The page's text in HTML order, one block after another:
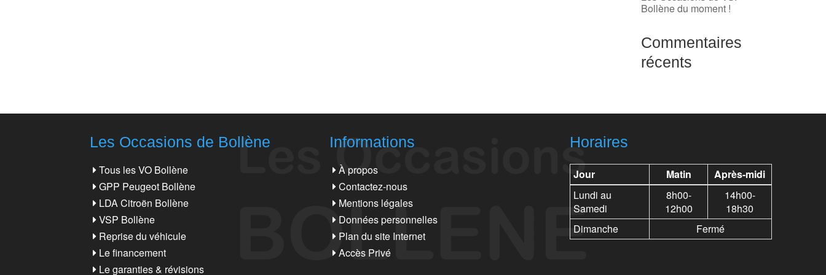
Bollène du moment !
Commentaires
récents
Les Occasions de Bollène
Tous les VO Bollène
GPP Peugeot Bollène
LDA Citroën Bollène
VSP Bollène
Reprise du véhicule
Le financement
Le garanties & révisions
Informations
À propos
Contactez-nous
Mentions légales
Données personnelles
Plan du site Internet
Accès Privé
Horaires
Jour Matin
Après-midi
Lundi au
Samedi
8h00-
12h00
14h00-
18h30
Dimanche
Fermé